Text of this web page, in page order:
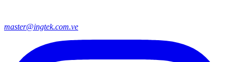
master@ingtek.com.ve